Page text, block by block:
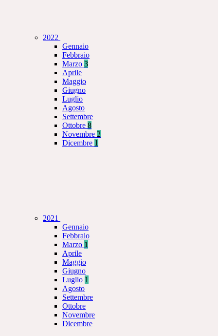
2022
Gennaio
Febbraio
Marzo 3
Aprile
Maggio
Giugno
Luglio
Agosto
Settembre
Ottobre 8
Novembre 2
Dicembre 1
2021
Gennaio
Febbraio
Marzo 1
Aprile
Maggio
Giugno
Luglio 1
Agosto
Settembre
Ottobre
Novembre
Dicembre